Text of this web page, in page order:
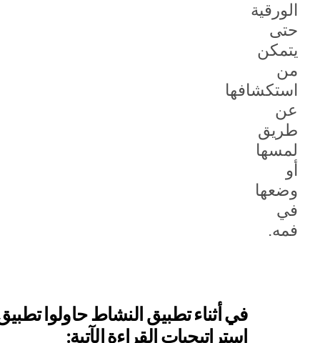
الورقية
حتى
يتمكن
من
استكشافها
عن
طريق
لمسها
أو
وضعها
في
فمه.
في أثناء تطبيق النشاط حاولوا
استراتيجيات القراءة الآتية: